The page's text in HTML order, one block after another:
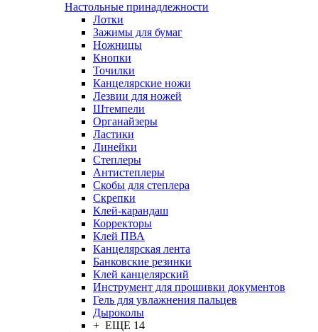
Настольные принадлежности
Лотки
Зажимы для бумаг
Ножницы
Кнопки
Точилки
Канцелярские ножи
Лезвии для ножей
Штемпели
Органайзеры
Ластики
Линейки
Степлеры
Антистеплеры
Скобы для степлера
Скрепки
Клей-карандаш
Корректоры
Клей ПВА
Канцелярская лента
Банковские резинки
Клей канцелярский
Инструмент для прошивки документов
Гель для увлажнения пальцев
Дыроколы
+ ЕЩЕ 14